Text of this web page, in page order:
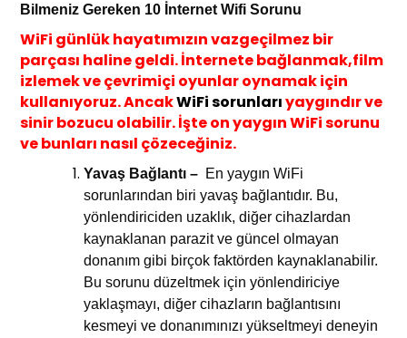
Bilmeniz Gereken 10 İnternet Wifi Sorunu
WiFi günlük hayatımızın vazgeçilmez bir
parçası haline geldi. İnternete bağlanmak,film
izlemek ve çevrimiçi oyunlar oynamak için
kullanıyoruz. AncakWiFi sorunlarıyaygındır ve
sinir bozucu olabilir. İşte on yaygın WiFi sorunu
ve bunları nasıl çözeceğiniz.
Yavaş Bağlantı – En yaygın WiFi
sorunlarından biri yavaş bağlantıdır. Bu,
yönlendiriciden uzaklık, diğer cihazlardan
kaynaklanan parazit ve güncel olmayan
donanım gibi birçok faktörden kaynaklanabilir.
Bu sorunu düzeltmek için yönlendiriciye
yaklaşmayı, diğer cihazların bağlantısını
kesmeyi ve donanımınızı yükseltmeyi deneyin